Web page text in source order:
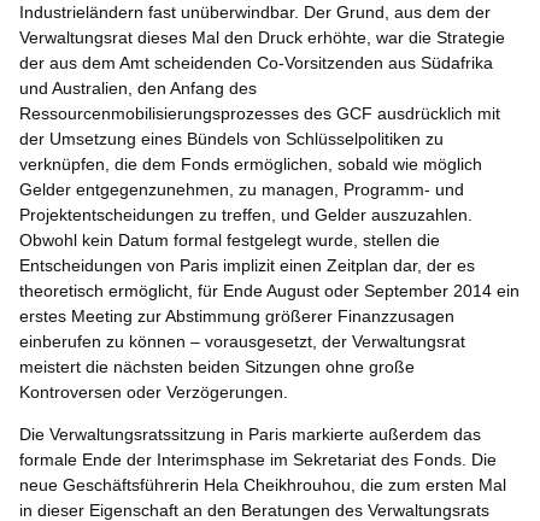
Industrieländern fast unüberwindbar. Der Grund, aus dem der
Verwaltungsrat dieses Mal den Druck erhöhte, war die Strategie
der aus dem Amt scheidenden Co-Vorsitzenden aus Südafrika
und Australien, den Anfang des
Ressourcenmobilisierungsprozesses des GCF ausdrücklich mit
der Umsetzung eines Bündels von Schlüsselpolitiken zu
verknüpfen, die dem Fonds ermöglichen, sobald wie möglich
Gelder entgegenzunehmen, zu managen, Programm- und
Projektentscheidungen zu treffen, und Gelder auszuzahlen.
Obwohl kein Datum formal festgelegt wurde, stellen die
Entscheidungen von Paris implizit einen Zeitplan dar, der es
theoretisch ermöglicht, für Ende August oder September 2014 ein
erstes Meeting zur Abstimmung größerer Finanzzusagen
einberufen zu können – vorausgesetzt, der Verwaltungsrat
meistert die nächsten beiden Sitzungen ohne große
Kontroversen oder Verzögerungen.
Die Verwaltungsratssitzung in Paris markierte außerdem das
formale Ende der Interimsphase im Sekretariat des Fonds. Die
neue Geschäftsführerin Hela Cheikhrouhou, die zum ersten Mal
in dieser Eigenschaft an den Beratungen des Verwaltungsrats